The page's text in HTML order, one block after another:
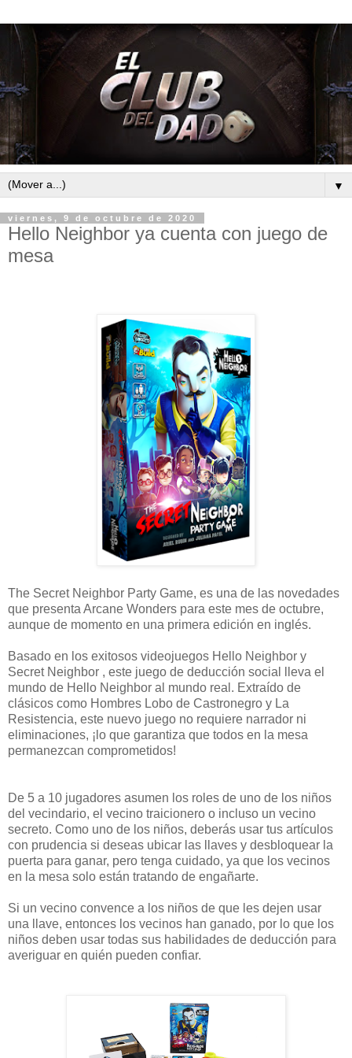
▼
viernes, 9 de octubre de 2020
Hello Neighbor ya cuenta con juego de
mesa
The Secret Neighbor Party Game, es una de las novedades
que presenta Arcane Wonders para este mes de octubre,
aunque de momento en una primera edición en inglés.
Basado en los exitosos videojuegos Hello Neighbor y
Secret Neighbor , este juego de deducción social lleva el
mundo de Hello Neighbor al mundo real. Extraído de
clásicos como Hombres Lobo de Castronegro y La
Resistencia, este nuevo juego no requiere narrador ni
eliminaciones, ¡lo que garantiza que todos en la mesa
permanezcan comprometidos!
De 5 a 10 jugadores asumen los roles de uno de los niños
del vecindario, el vecino traicionero o incluso un vecino
secreto. Como uno de los niños, deberás usar tus artículos
con prudencia si deseas ubicar las llaves y desbloquear la
puerta para ganar, pero tenga cuidado, ya que los vecinos
en la mesa solo están tratando de engañarte.
Si un vecino convence a los niños de que les dejen usar
una llave, entonces los vecinos han ganado, por lo que los
niños deben usar todas sus habilidades de deducción para
averiguar en quién pueden confiar.